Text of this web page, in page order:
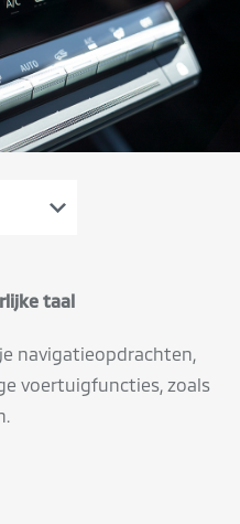
taal
navigatieopdrachten,
voertuigfuncties, zoals